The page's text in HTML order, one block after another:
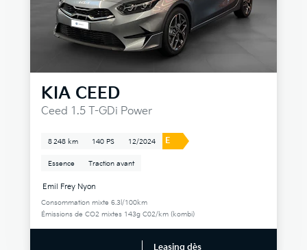
KIA CEED
Ceed 1.5 T-GDi Power
8 248 km 140 PS 12/2024 E
Essence Traction avant
Emil Frey Nyon
Consommation mixte 6.3l/100km
Émissions de CO2 mixtes 143g C02/km (kombi)
Leasing dès